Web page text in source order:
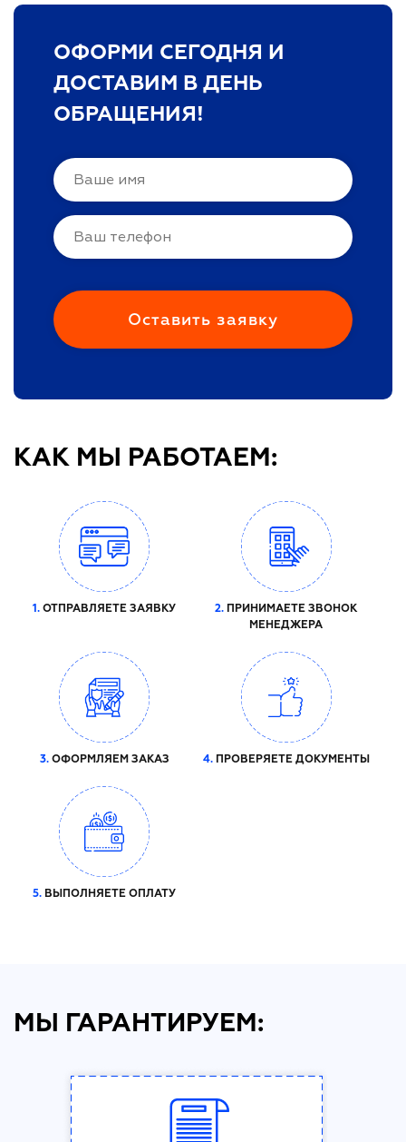
ОФОРМИ СЕГОДНЯ И
ДОСТАВИМ В ДЕНЬ
ОБРАЩЕНИЯ!
КАК МЫ РАБОТАЕМ:
1. ОТПРАВЛЯЕТЕ ЗАЯВКУ 2. ПРИНИМАЕТЕ ЗВОНОК
МЕНЕДЖЕРА
3.ОФОРМЛЯЕМ ЗАКАЗ 4.ПРОВЕРЯЕТЕ ДОКУМЕНТЫ
5. ВЫПОЛНЯЕТЕ ОПЛАТУ
МЫ ГАРАНТИРУЕМ: